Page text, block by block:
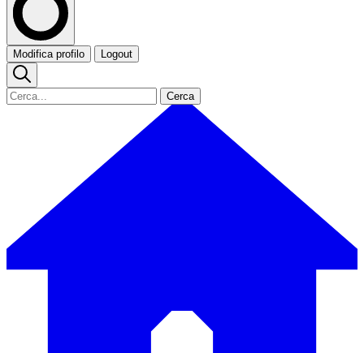
Modifica profilo Logout
Cerca